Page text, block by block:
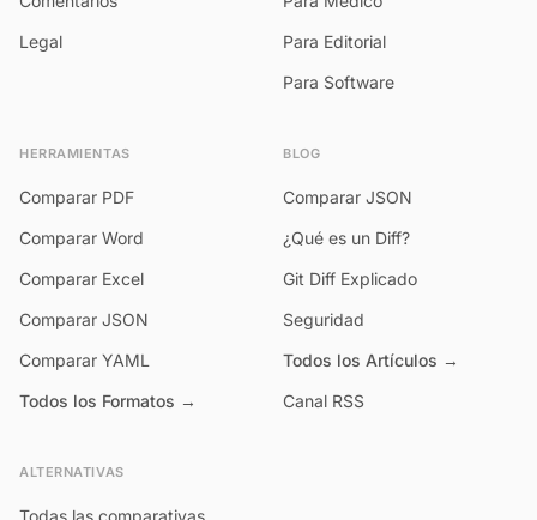
Legal
Para Editorial
Para Software
HERRAMIENTAS
Comparar PDF
Comparar Word
Comparar Excel
Comparar JSON
Comparar YAML
Todos los Formatos →
BLOG
Comparar JSON
¿Qué es un Diff?
Git Diff Explicado
Seguridad
Todos los Artículos →
Canal RSS
ALTERNATIVAS
Todas las comparativas